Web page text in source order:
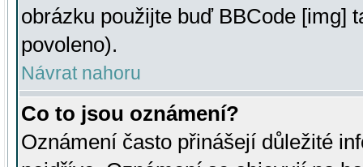
obrázku použijte buď BBCode [img]
povoleno).
Návrat nahoru
Co to jsou oznámení?
Oznámení často přinášejí důležité